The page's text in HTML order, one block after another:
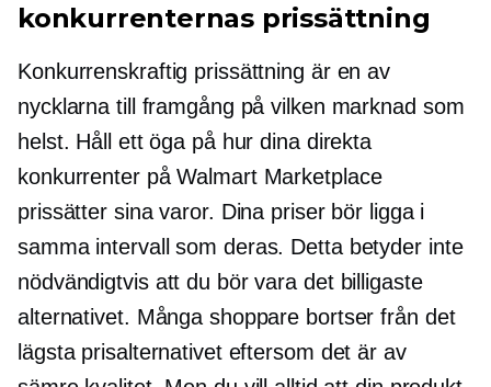
konkurrenternas prissättning
Konkurrenskraftig prissättning är en av
nycklarna till framgång på vilken marknad som
helst. Håll ett öga på hur dina direkta
konkurrenter på Walmart Marketplace
prissätter sina varor. Dina priser bör ligga i
samma intervall som deras. Detta betyder inte
nödvändigtvis att du bör vara det billigaste
alternativet. Många shoppare bortser från det
lägsta prisalternativet eftersom det är av